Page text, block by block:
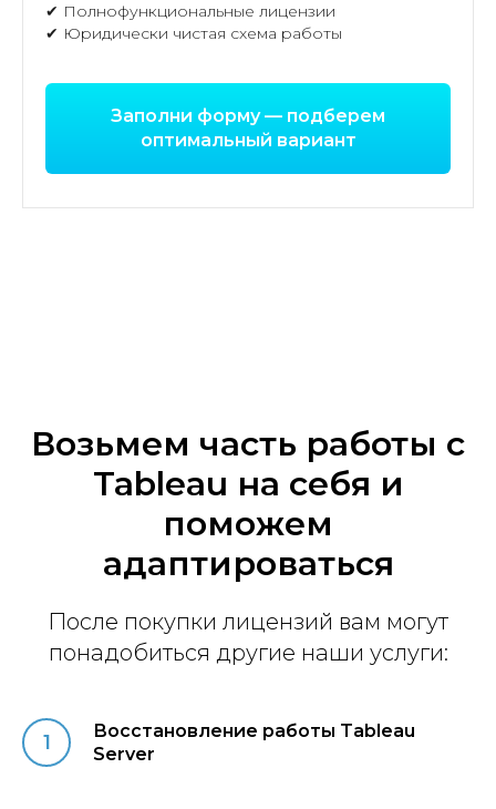
✔ Полнофункциональные лицензии
✔ Юридически чистая схема работы
Заполни форму — подберем
оптимальный вариант
Возьмем часть работы с
Tableau на себя и
поможем
адаптироваться
После покупки лицензий вам могут
понадобиться другие наши услуги:
Восстановление работы Tableau
Server